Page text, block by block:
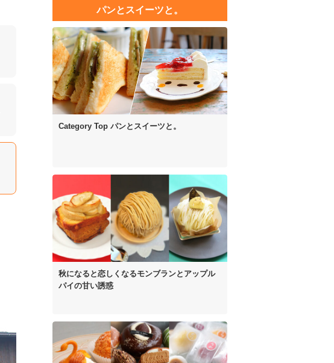
パンとスイーツと。
Category Top パンとスイーツと。
秋になると恋しくなるモンブランとアップル
パイの甘い誘惑